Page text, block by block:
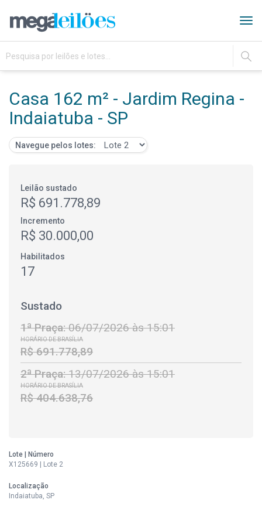
IR
Casa 162 m² - Jardim Regina -
Indaiatuba - SP
Navegue pelos lotes:
Leilão sustado
R$ 691.778,89
Incremento
R$ 30.000,00
Habilitados
17
Sustado
1ª Praça:06/07/2026 às 15:01
HORÁRIO DE BRASÍLIA
R$ 691.778,89
2ª Praça:13/07/2026 às 15:01
HORÁRIO DE BRASÍLIA
R$ 404.638,76
Lote | Número
X125669 | Lote 2
Localização
Indaiatuba, SP